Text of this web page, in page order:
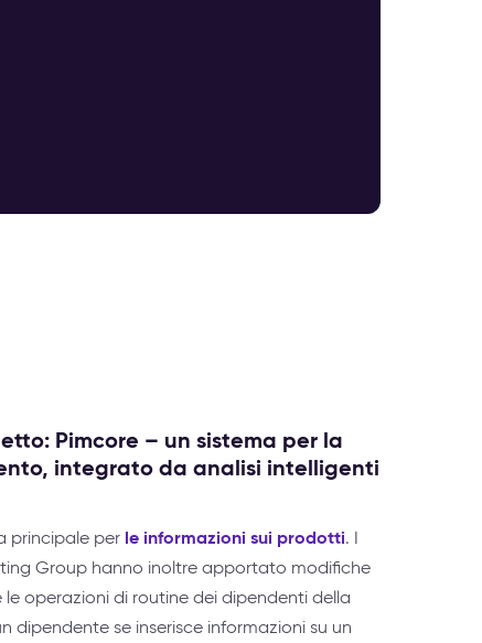
Pimcore – un sistema per la
integrato da analisi intelligenti
principale per le informazioni sui prodotti. I
Group hanno inoltre apportato modifiche
operazioni di routine dei dipendenti della
dipendente se inserisce informazioni su un